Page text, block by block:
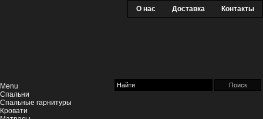
О нас Доставка Контакты
Menu
Спальни
Спальные гарнитуры
Кровати